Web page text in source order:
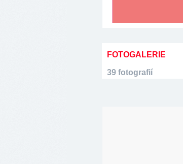
FOTOGALERIE
39 fotografií